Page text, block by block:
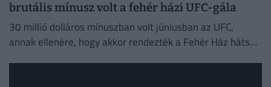
brutális mínusz volt a fehér házi UFC-gála
30 millió dolláros mínuszban volt júniusban az UFC,
annak ellenére, hogy akkor rendezték a Fehér Ház hátsó